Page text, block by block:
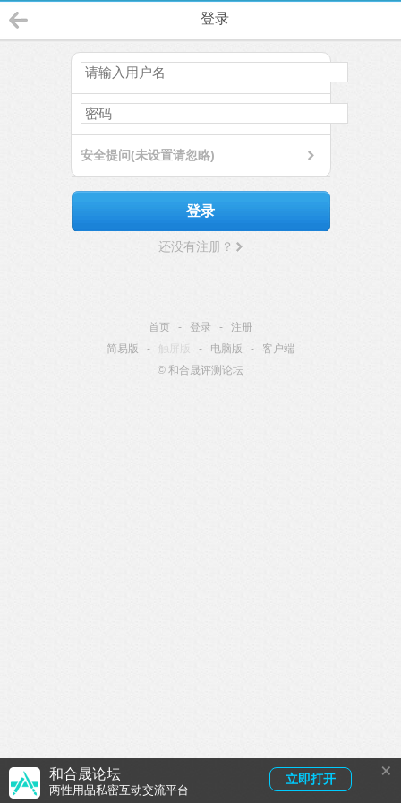
和合晟论坛
两性用品私密互动交流平台
立即打开 ×
登录
安全提问(未设置请忽略)
登录
还没有注册？
首页 - 登录 -
注册
简易版
- 触屏版 - 电脑版 -
客户端
© 和合晟评测论坛